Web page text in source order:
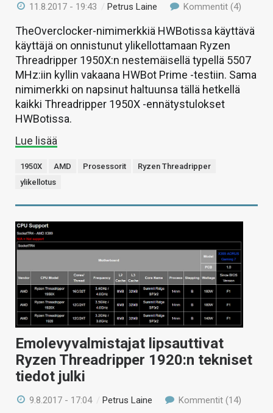
11.8.2017 - 19:43 /Petrus Laine Kommentit (4)
TheOverclocker-nimimerkkiä HWBotissa käyttävä
käyttäjä on onnistunut ylikellottamaan Ryzen
Threadripper 1950X:n nestemäisellä typellä 5507
MHz:iin kyllin vakaana HWBot Prime -testiin. Sama
nimimerkki on napsinut haltuunsa tällä hetkellä
kaikki Threadripper 1950X -ennätystulokset
HWBotissa.
Lue lisää
1950X AMD Prosessorit
Ryzen Threadripper
ylikellotus
Emolevyvalmistajat lipsauttivat
Ryzen Threadripper 1920:n tekniset
tiedot julki
9.8.2017 - 17:04 /Petrus Laine Kommentit (14)